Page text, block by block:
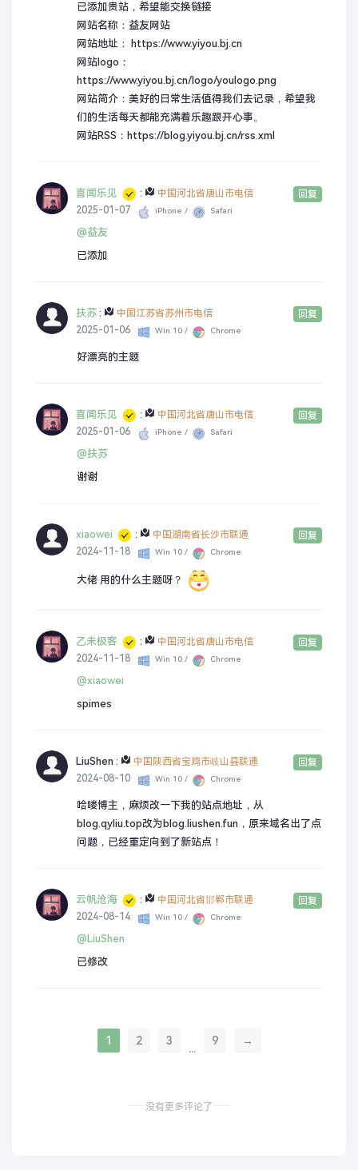
已添加贵站，希望能交换链接
网站名称：益友网站
网站地址： https://www.yiyou.bj.cn
网站logo：
https://www.yiyou.bj.cn/logo/youlogo.png
网站简介：美好的日常生活值得我们去记录，希望我
们的生活每天都能充满着乐趣跟开心事。
网站RSS：https://blog.yiyou.bj.cn/rss.xml
喜闻乐见 :
中国河北省唐山市电信
2025-01-07
iPhone / Safari
@益友
已添加
回复
扶苏 :
中国江苏省苏州市电信
2025-01-06
Win 10 / Chrome
好漂亮的主题
回复
喜闻乐见 :
中国河北省唐山市电信
2025-01-06
iPhone / Safari
@扶苏
谢谢
回复
xiaowei :
中国湖南省长沙市联通
2024-11-18
Win 10 / Chrome
大佬 用的什么主题呀？
回复
乙未极客 :
中国河北省唐山市电信
2024-11-18
Win 10 / Chrome
@xiaowei
spimes
回复
LiuShen :
中国陕西省宝鸡市岐山县联通
2024-08-10
Win 10 / Chrome
哈喽博主，麻烦改一下我的站点地址，从
blog.qyliu.top改为blog.liushen.fun，原来域名出了点
问题，已经重定向到了新站点！
回复
云帆沧海 :
中国河北省邯郸市联通
2024-08-14
Win 10 / Chrome
@LiuShen
已修改
回复
1 2 3
...
9 →
没有更多评论了